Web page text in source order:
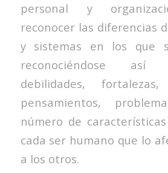
personal y
reconocer las diferencias
y sistemas en los que
reconociéndose
debilidades,
pensamientos,
número de
cada ser humano que lo
a los otros.